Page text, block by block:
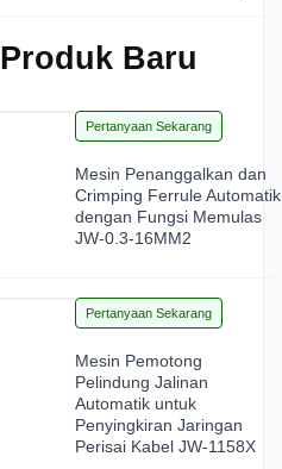
Produk Baru
Pertanyaan Sekarang
Mesin Penanggalkan dan
Crimping Ferrule Automatik
dengan Fungsi Memulas
JW-0.3-16MM2
Pertanyaan Sekarang
Mesin Pemotong
Pelindung Jalinan
Automatik untuk
Penyingkiran Jaringan
Perisai Kabel JW-1158X